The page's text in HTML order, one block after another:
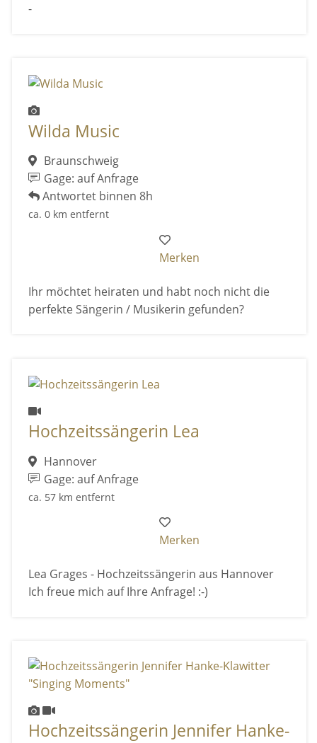
-
Wilda Music
Braunschweig
Gage: auf Anfrage
Antwortet binnen 8h
ca. 0 km entfernt
Merken
Ihr möchtet heiraten und habt noch nicht die
perfekte Sängerin / Musikerin gefunden?
Hochzeitssängerin Lea
Hannover
Gage: auf Anfrage
ca. 57 km entfernt
Merken
Lea Grages - Hochzeitssängerin aus Hannover
Ich freue mich auf Ihre Anfrage! :-)
Hochzeitssängerin Jennifer Hanke-